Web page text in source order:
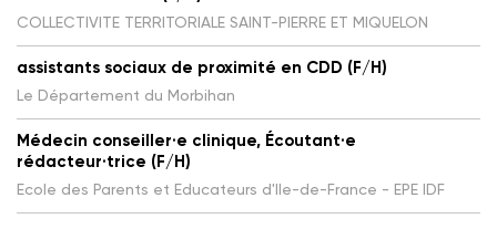
COLLECTIVITE TERRITORIALE SAINT-PIERRE ET MIQUELON
assistants sociaux de proximité en CDD (F/H)
Le Département du Morbihan
Médecin conseiller·e clinique, Écoutant·e
rédacteur·trice (F/H)
Ecole des Parents et Educateurs d'Ile-de-France - EPE IDF